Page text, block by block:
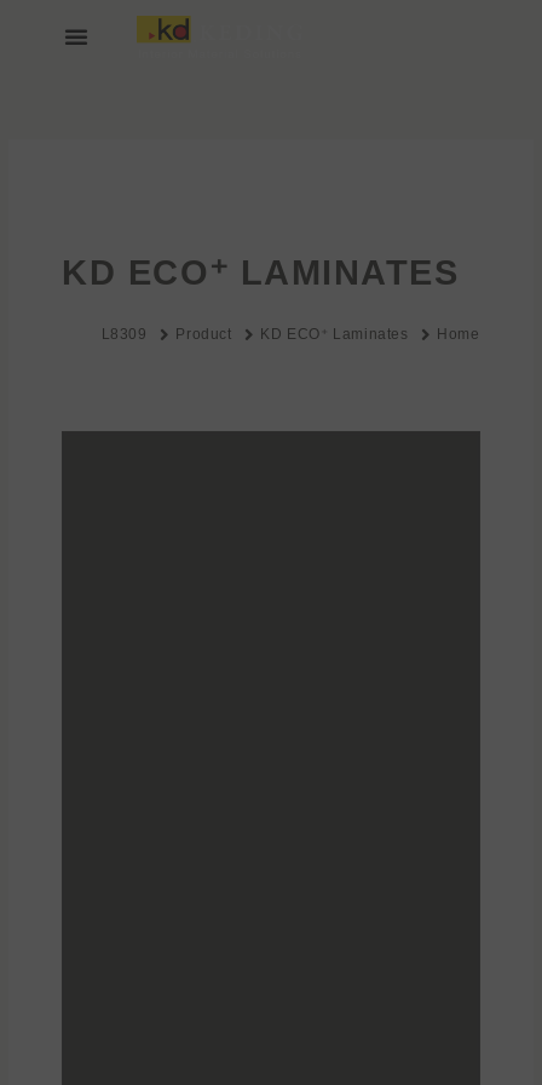
KD ECO⁺ LAMINATES
Home
KD ECO⁺ Laminates
Product
L8309